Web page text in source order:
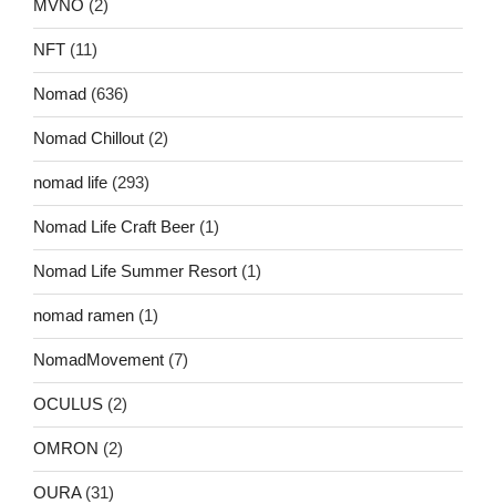
MVNO (2)
NFT (11)
Nomad (636)
Nomad Chillout (2)
nomad life (293)
Nomad Life Craft Beer (1)
Nomad Life Summer Resort (1)
nomad ramen (1)
NomadMovement (7)
OCULUS (2)
OMRON (2)
OURA(31)